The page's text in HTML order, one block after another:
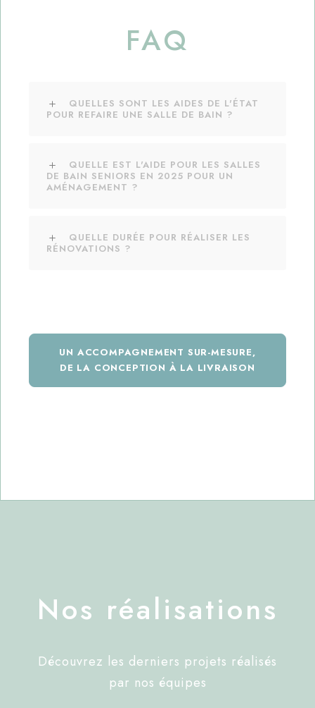
FAQ
QUELLES SONT LES AIDES DE L'ÉTAT
POUR REFAIRE UNE SALLE DE BAIN ?
QUELLE EST L'AIDE POUR LES SALLES
DE BAIN SENIORS EN 2025 POUR UN
AMÉNAGEMENT ?
QUELLE DURÉE POUR RÉALISER LES
RÉNOVATIONS ?
UN ACCOMPAGNEMENT SUR-MESURE,
DE LA CONCEPTION À LA LIVRAISON
Nos réalisations
Découvrez les derniers projets réalisés
par nos équipes